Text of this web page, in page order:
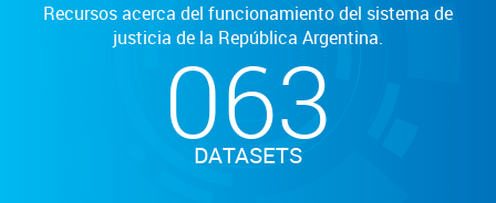
Recursos acerca del funcionamiento del sistema de
justicia de la República Argentina.
063
DATASETS